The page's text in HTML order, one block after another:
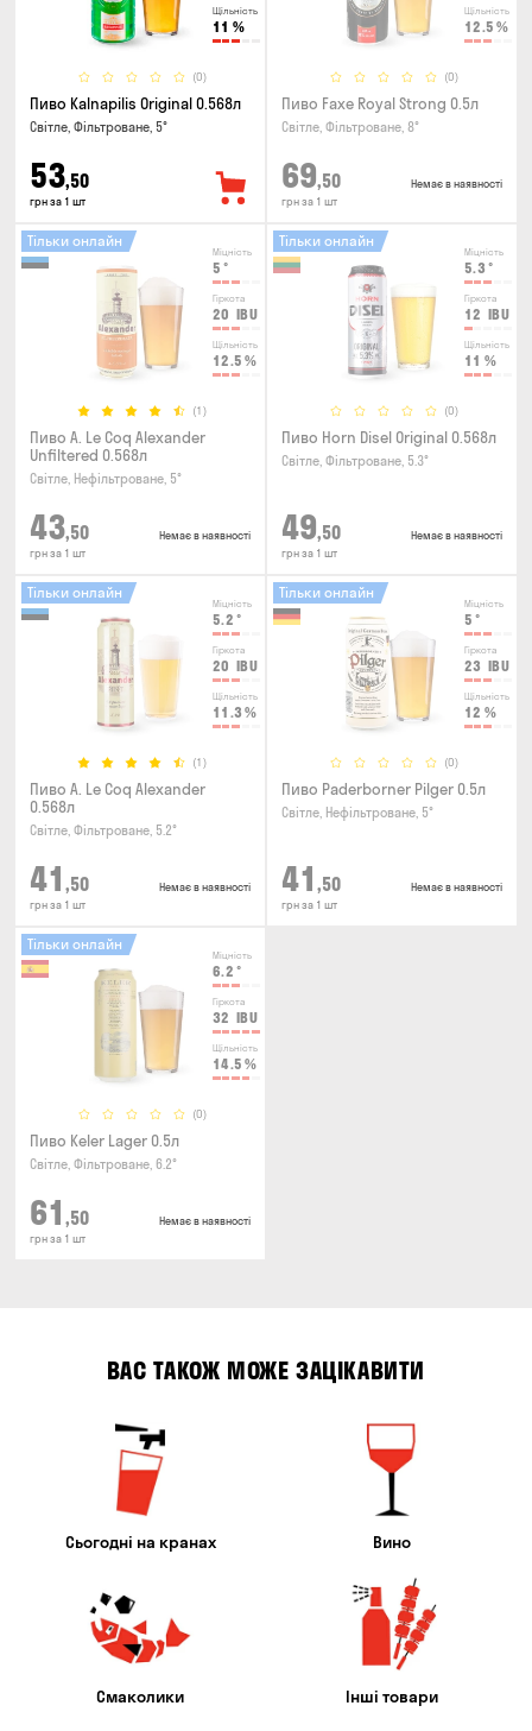
Щільність
11 %
(0)
Пиво Kalnapilis Original 0.568л
Світле, Фільтроване, 5°
53,50
грн за 1 шт
Щільність
12.5 %
(0)
Пиво Faxe Royal Strong 0.5л
Світле, Фільтроване, 8°
69,50
грн за 1 шт
Немає в наявності
Міцність
5 °
Гіркота
20 IBU
Щільність
12.5 %
(1)
Тільки онлайн
Пиво A. Le Coq Alexander
Unfiltered 0.568л
Світле, Нефільтроване, 5°
43,50
грн за 1 шт
Немає в наявності
Міцність
5.3 °
Гіркота
12 IBU
Щільність
11 %
(0)
Тільки онлайн
Пиво Horn Disel Original 0.568л
Світле, Фільтроване, 5.3°
49,50
грн за 1 шт
Немає в наявності
Міцність
5.2 °
Гіркота
20 IBU
Щільність
11.3 %
(1)
Тільки онлайн
Пиво A. Le Coq Alexander
0.568л
Світле, Фільтроване, 5.2°
41 ,50
грн за 1 шт
Немає в наявності
Міцність
5 °
Гіркота
23 IBU
Щільність
12 %
(0)
Тільки онлайн
Пиво Paderborner Pilger 0.5л
Світле, Нефільтроване, 5°
41 ,50
грн за 1 шт
Немає в наявності
Міцність
6.2 °
Гіркота
32 IBU
Щільність
14.5 %
(0)
Тільки онлайн
Пиво Keler Lager 0.5л
Світле, Фільтроване, 6.2°
61 ,50
грн за 1 шт
Немає в наявності
ВАС ТАКОЖ МОЖЕ ЗАЦІКАВИТИ
Сьогодні на кранах Вино
Смаколики Інші товари